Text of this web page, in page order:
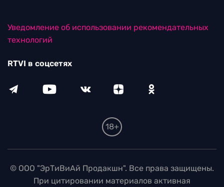
Уведомление об использовании рекомендательных
технологий
RTVI в соцсетях
18+
© ООО "ЭрТиВиАй Продакшн". Все права защищены.
При цитировании материалов активная